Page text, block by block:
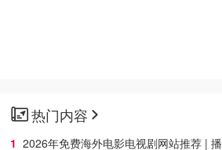
热门内容
2026年免费海外电影电视剧网站推荐 | 播